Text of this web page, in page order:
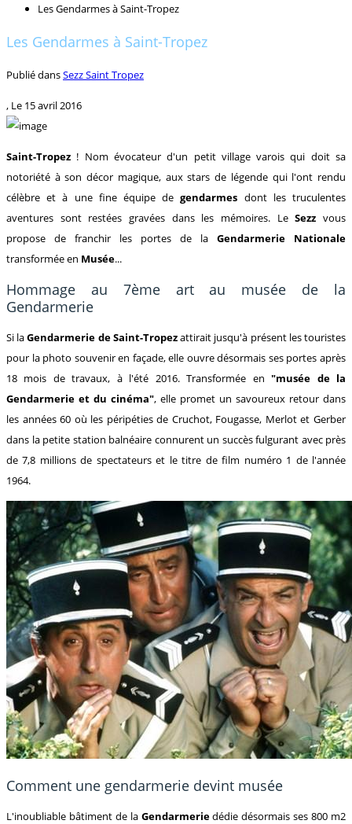
Les Gendarmes à Saint-Tropez
Les Gendarmes à Saint-Tropez
Publié dansSezz Saint Tropez
, Le 15 avril 2016
Saint-Tropez ! Nom évocateur d'un petit village varois qui doit sa
notoriété à son décor magique, aux stars de légende qui l'ont rendu
célèbre et à une fine équipe degendarmes dont les truculentes
aventures sont restées gravées dans les mémoires. LeSezz vous
propose de franchir les portes de la Gendarmerie Nationale
transformée en Musée...
Hommage au 7ème art au musée de la
Gendarmerie
Si laGendarmerie de Saint-Tropezattirait jusqu'à présent les touristes
pour la photo souvenir en façade, elle ouvre désormais ses portes après
18 mois de travaux, à l'été 2016. Transformée en"musée de la
Gendarmerie et du cinéma", elle promet un savoureux retour dans
les années 60 où les péripéties de Cruchot, Fougasse, Merlot et Gerber
dans la petite station balnéaire connurent un succès fulgurant avec près
de 7,8 millions de spectateurs et le titre de film numéro 1 de l'année
1964.
Comment une gendarmerie devint musée
L'inoubliable bâtiment de la Gendarmeriedédie désormais ses 800 m2